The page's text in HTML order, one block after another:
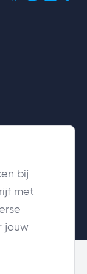
bij
met
jouw